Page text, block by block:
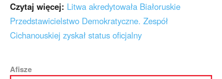
Czytaj więcej: Litwa akredytowała Białoruskie
Przedstawicielstwo Demokratyczne. Zespół
Cichanouskiej zyskał status oficjalny
Afisze